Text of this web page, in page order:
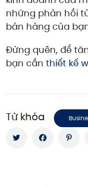
những phản hồi
bán hàng của
Đừng quên, để
bạn cần thiết kế
Từ khóa